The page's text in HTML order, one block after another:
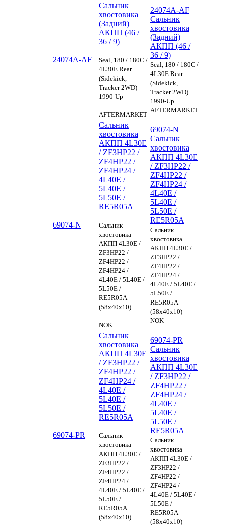
24074A-AF
Сальник
хвостовика
(Задний)
АКПП (46 /
36 / 9)
Seal, 180 / 180C /
4L30E Rear
(Sidekick,
Tracker 2WD)
1990-Up
AFTERMARKET
24074A-AF
Сальник
хвостовика
(Задний)
АКПП (46 /
36 / 9)
Seal, 180 / 180C /
4L30E Rear
(Sidekick,
Tracker 2WD)
1990-Up
AFTERMARKET
69074-N
Сальник
хвостовика
АКПП 4L30E
/ ZF3HP22 /
ZF4HP22 /
ZF4HP24 /
4L40E /
5L40E /
5L50E /
RE5R05A
Сальник
хвостовика
АКПП 4L30E /
ZF3HP22 /
ZF4HP22 /
ZF4HP24 /
4L40E / 5L40E /
5L50E /
RE5R05A
(58x40x10)
NOK
69074-N
Сальник
хвостовика
АКПП 4L30E
/ ZF3HP22 /
ZF4HP22 /
ZF4HP24 /
4L40E /
5L40E /
5L50E /
RE5R05A
Сальник
хвостовика
АКПП 4L30E /
ZF3HP22 /
ZF4HP22 /
ZF4HP24 /
4L40E / 5L40E /
5L50E /
RE5R05A
(58x40x10)
NOK
69074-PR
Сальник
хвостовика
АКПП 4L30E
/ ZF3HP22 /
ZF4HP22 /
ZF4HP24 /
4L40E /
5L40E /
5L50E /
RE5R05A
Сальник
хвостовика
АКПП 4L30E /
ZF3HP22 /
ZF4HP22 /
ZF4HP24 /
4L40E / 5L40E /
5L50E /
RE5R05A
(58x40x10)
69074-PR
Сальник
хвостовика
АКПП 4L30E
/ ZF3HP22 /
ZF4HP22 /
ZF4HP24 /
4L40E /
5L40E /
5L50E /
RE5R05A
Сальник
хвостовика
АКПП 4L30E /
ZF3HP22 /
ZF4HP22 /
ZF4HP24 /
4L40E / 5L40E /
5L50E /
RE5R05A
(58x40x10)